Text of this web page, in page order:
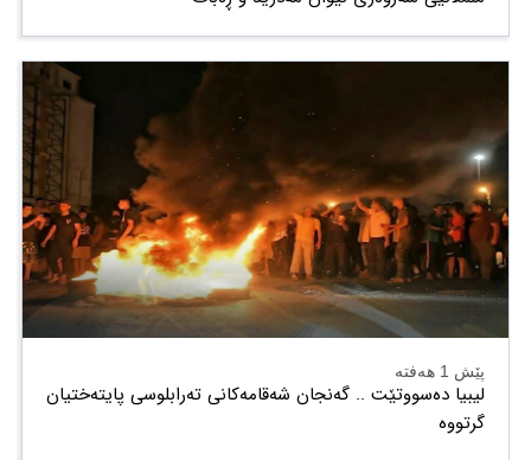
پێش 1 هەفتە
لیبیا دەسووتێت .. گەنجان شەقامەکانی تەرابلوسی پایتەختیان
گرتووە